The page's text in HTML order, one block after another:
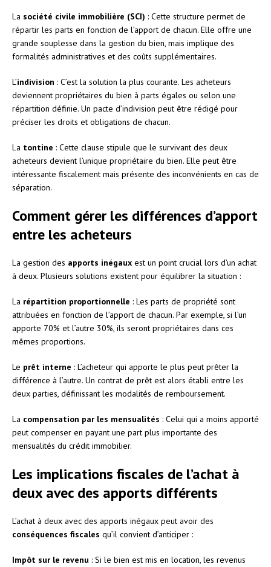
La société civile immobilière (SCI) : Cette structure permet de
répartir les parts en fonction de l’apport de chacun. Elle offre une
grande souplesse dans la gestion du bien, mais implique des
formalités administratives et des coûts supplémentaires.
L’indivision : C’est la solution la plus courante. Les acheteurs
deviennent propriétaires du bien à parts égales ou selon une
répartition définie. Un pacte d’indivision peut être rédigé pour
préciser les droits et obligations de chacun.
La tontine : Cette clause stipule que le survivant des deux
acheteurs devient l’unique propriétaire du bien. Elle peut être
intéressante fiscalement mais présente des inconvénients en cas de
séparation.
Comment gérer les différences d’apport
entre les acheteurs
La gestion des apports inégaux est un point crucial lors d’un achat
à deux. Plusieurs solutions existent pour équilibrer la situation :
La répartition proportionnelle : Les parts de propriété sont
attribuées en fonction de l’apport de chacun. Par exemple, si l’un
apporte 70% et l’autre 30%, ils seront propriétaires dans ces
mêmes proportions.
Le prêt interne : L’acheteur qui apporte le plus peut prêter la
différence à l’autre. Un contrat de prêt est alors établi entre les
deux parties, définissant les modalités de remboursement.
La compensation par les mensualités : Celui qui a moins apporté
peut compenser en payant une part plus importante des
mensualités du crédit immobilier.
Les implications fiscales de l’achat à
deux avec des apports différents
L’achat à deux avec des apports inégaux peut avoir des
conséquences fiscales qu’il convient d’anticiper :
Impôt sur le revenu : Si le bien est mis en location, les revenus